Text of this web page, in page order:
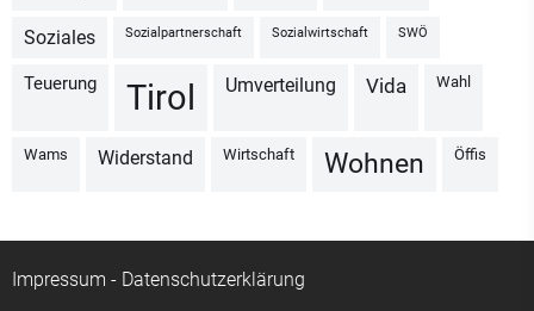
Soziales Sozialpartnerschaft Sozialwirtschaft SWÖ
Teuerung Tirol Umverteilung vida Wahl
Wams Widerstand Wirtschaft Wohnen Öffis
Impressum - Datenschutzerklärung